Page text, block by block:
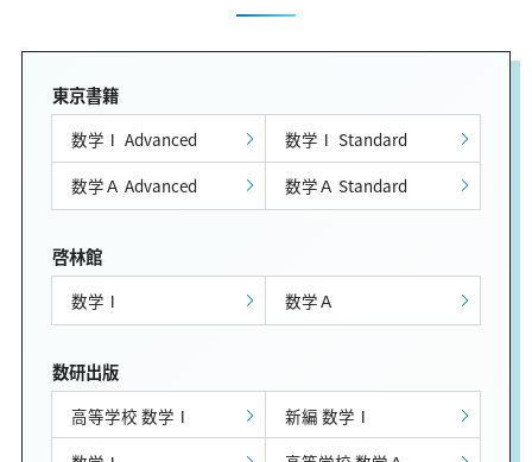
東京書籍
数学Ⅰ Advanced
数学Ⅰ Standard
数学Ａ Advanced
数学Ａ Standard
啓林館
数学Ⅰ 数学Ａ
数研出版
高等学校 数学Ⅰ
新編 数学Ⅰ